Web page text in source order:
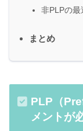
非PLPの最
まとめ
PLP（
メントが